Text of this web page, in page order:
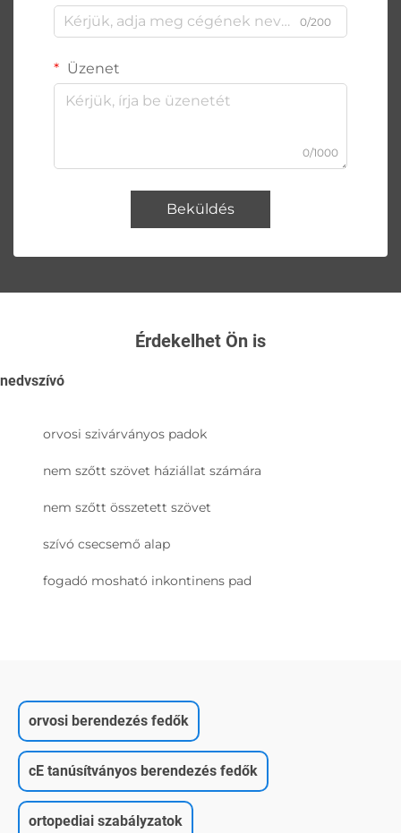
0/200
Üzenet
0/1000
Beküldés
Érdekelhet Ön is
nedvszívó
orvosi szivárványos padok
nem szőtt szövet háziállat számára
nem szőtt összetett szövet
szívó csecsemő alap
fogadó mosható inkontinens pad
orvosi berendezés fedők
cE tanúsítványos berendezés fedők
ortopediai szabályzatok